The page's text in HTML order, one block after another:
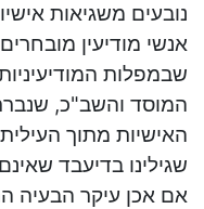
נובעים משגיאות
אנשי מודיעין
שבמפלות
המוסד והשב"כ,
האישיות מתוך
שגילינו בדיעבד
אם אכן עיקר הבעיה